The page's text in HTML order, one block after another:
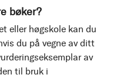
bøker?
eller høgskole kan du
du på vegne av ditt
av
til bruk i